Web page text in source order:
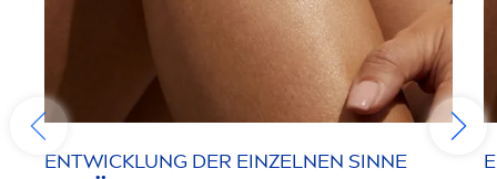
ENTWICKLUNG DER EINZELNEN SINNE